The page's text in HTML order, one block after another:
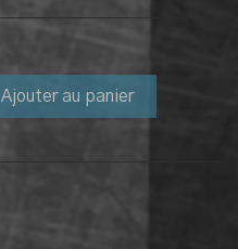
Ajouter au panier